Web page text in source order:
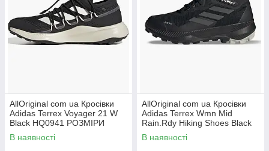
AllOriginal com ua Кросівки
Adidas Terrex Voyager 21 W
Black HQ0941 РОЗМІРИ
ЗАПИТУЙТЕ
В наявності
AllOriginal com ua Кросівки
Adidas Terrex Wmn Mid
Rain.Rdy Hiking Shoes Black
HQ3556 РОЗМІРИ
ЗАПИТУЙТЕ
В наявності